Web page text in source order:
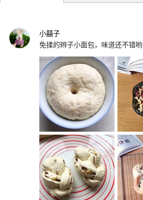
小囍子
免揉的辫子小面包，味道还不错哟